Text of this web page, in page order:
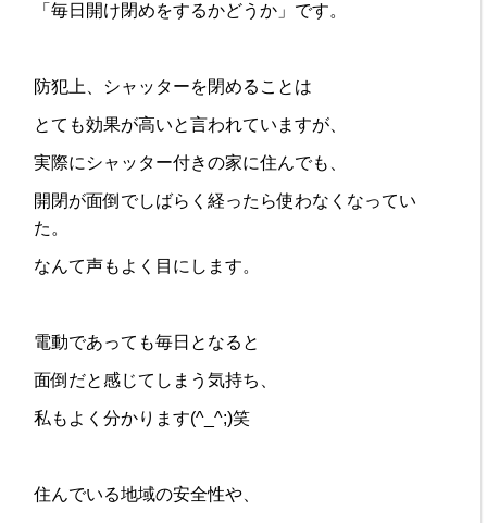
「毎日開け閉めをするかどうか」です。
防犯上、シャッターを閉めることは
とても効果が高いと言われていますが、
実際にシャッター付きの家に住んでも、
開閉が面倒でしばらく経ったら使わなくなってい
た。
なんて声もよく目にします。
電動であっても毎日となると
面倒だと感じてしまう気持ち、
私もよく分かります(^_^;)笑
住んでいる地域の安全性や、